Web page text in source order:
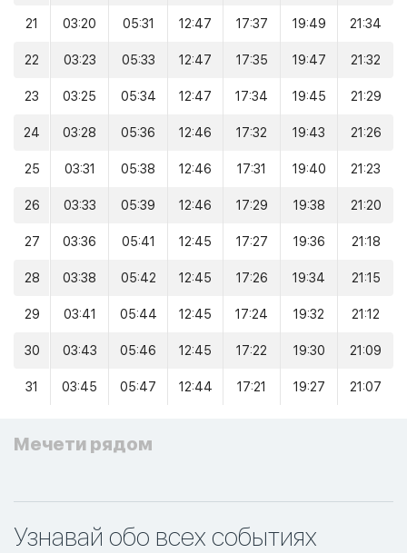
21 03:20 05:31 12:47 17:37 19:49 21:34
22 03:23 05:33 12:47 17:35 19:47 21:32
23 03:25 05:34 12:47 17:34 19:45 21:29
24 03:28 05:36 12:46 17:32 19:43 21:26
25 03:31 05:38 12:46 17:31 19:40 21:23
26 03:33 05:39 12:46 17:29 19:38 21:20
27 03:36 05:41 12:45 17:27 19:36 21:18
28 03:38 05:42 12:45 17:26 19:34 21:15
29 03:41 05:44 12:45 17:24 19:32 21:12
30 03:43 05:46 12:45 17:22 19:30 21:09
31 03:45 05:47 12:44 17:21 19:27 21:07
Мечети рядом
Узнавай обо всех событиях